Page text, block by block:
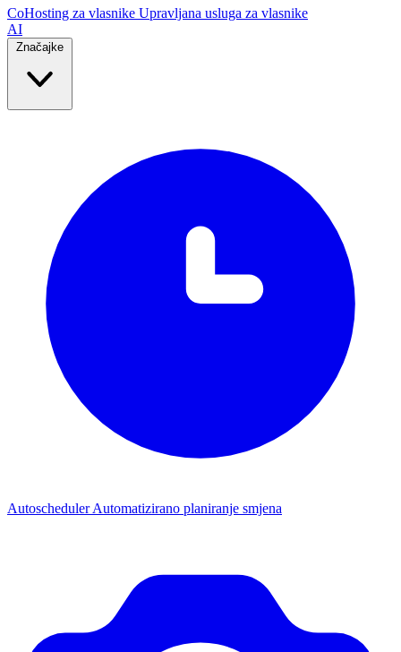
CoHosting za vlasnike Upravljana usluga za vlasnike
AI
AutoschedulerAutomatizirano planiranje smjena